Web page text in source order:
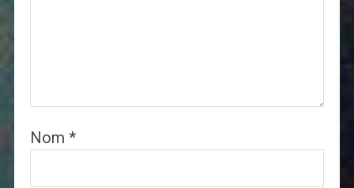
Nom *